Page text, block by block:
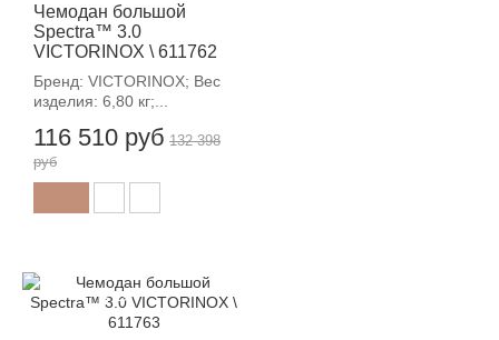
Чемодан большой
Spectra™ 3.0
VICTORINOX \ 611762
Бренд: VICTORINOX; Вес
изделия: 6,80 кг;...
116 510 руб 132 398
руб
-12%